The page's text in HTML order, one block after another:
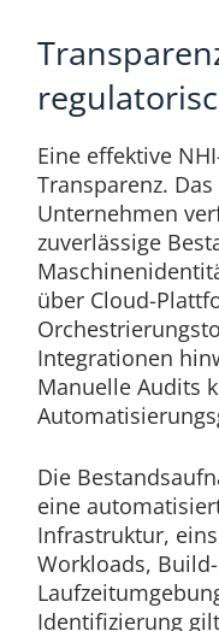
Eine effektive
Transparenz.
Unternehmen
zuverlässige
über Cloud-
Integrationen
Manuelle Audits
Die
eine
Infrastruktur,
Workloads,
Identifizierung